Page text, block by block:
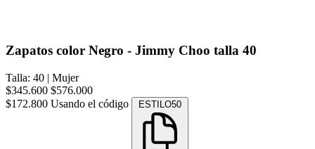
Zapatos color Negro - Jimmy Choo talla 40
Talla: 40 | Mujer
$345.600 $576.000
$172.800 Usando el código ESTILO50